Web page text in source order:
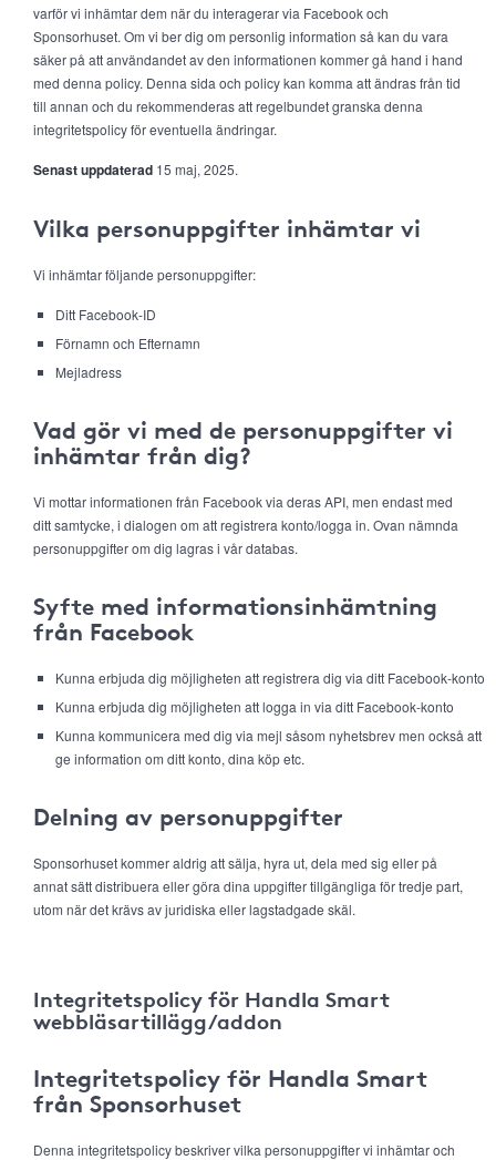
varför vi inhämtar dem när du interagerar via Facebook och
Sponsorhuset. Om vi ber dig om personlig information så kan du vara
säker på att användandet av den informationen kommer gå hand i hand
med denna policy. Denna sida och policy kan komma att ändras från tid
till annan och du rekommenderas att regelbundet granska denna
integritetspolicy för eventuella ändringar.
Senast uppdaterad 15 maj, 2025.
Vilka personuppgifter inhämtar vi
Vi inhämtar följande personuppgifter:
Ditt Facebook-ID
Förnamn och Efternamn
Mejladress
Vad gör vi med de personuppgifter vi
inhämtar från dig?
Vi mottar informationen från Facebook via deras API, men endast med
ditt samtycke, i dialogen om att registrera konto/logga in. Ovan nämnda
personuppgifter om dig lagras i vår databas.
Syfte med informationsinhämtning
från Facebook
Kunna erbjuda dig möjligheten att registrera dig via ditt Facebook-konto
Kunna erbjuda dig möjligheten att logga in via ditt Facebook-konto
Kunna kommunicera med dig via mejl såsom nyhetsbrev men också att
ge information om ditt konto, dina köp etc.
Delning av personuppgifter
Sponsorhuset kommer aldrig att sälja, hyra ut, dela med sig eller på
annat sätt distribuera eller göra dina uppgifter tillgängliga för tredje part,
utom när det krävs av juridiska eller lagstadgade skäl.
Integritetspolicy för Handla Smart
webbläsartillägg/addon
Integritetspolicy för Handla Smart
från Sponsorhuset
Denna integritetspolicy beskriver vilka personuppgifter vi inhämtar och